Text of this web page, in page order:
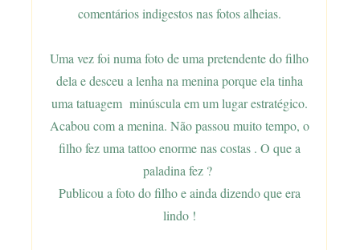
comentários indigestos nas fotos alheias.
Uma vez foi numa foto de uma pretendente do filho
dela e desceu a lenha na menina porque ela tinha
uma tatuagem minúscula em um lugar estratégico.
Acabou com a menina. Não passou muito tempo, o
filho fez uma tattoo enorme nas costas . O que a
paladina fez ?
Publicou a foto do filho e ainda dizendo que era
lindo !